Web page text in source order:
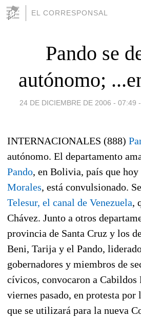
EL CORRESPONSAL
Pando se
autónomo;
24 DE DICIEMBRE DE 2006 - 07:49 -
INTERNACIONALES (888)
autónomo. El departamento
Pando, en Bolivia, país que hoy
Morales, está convulsionado.
Telesur, el canal de Venezuela,
Chávez. Junto a otros
provincia de Santa Cruz y los
Beni, Tarija y el Pando,
gobernadores y miembros de
cívicos, convocaron a Cabildos
viernes pasado, en protesta
que se utilizará para la nueva